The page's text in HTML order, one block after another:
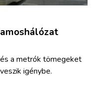
a metrók tömegeket
igénybe.